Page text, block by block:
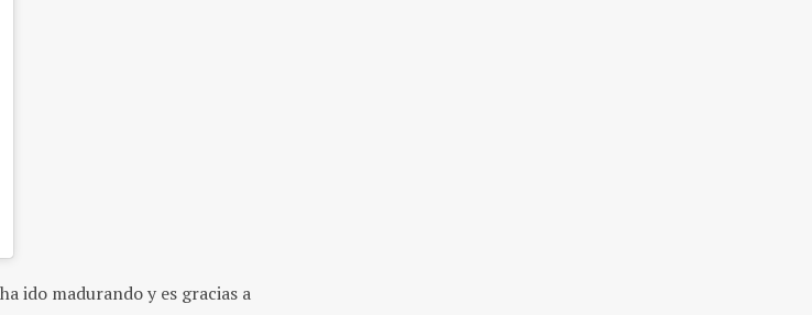
Over Rated Animals (@matureoveratedanimals)
ido madurando y es gracias a